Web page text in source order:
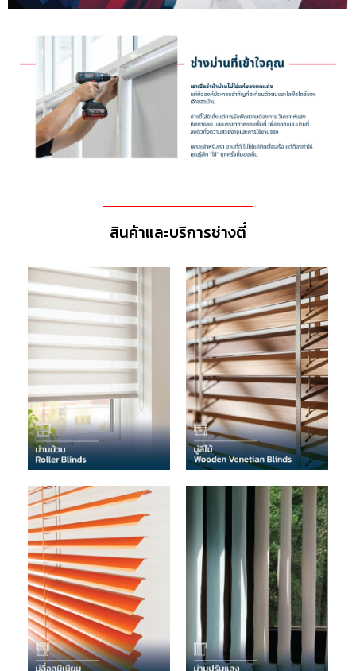
สินค้าและบริการช่างตี๋